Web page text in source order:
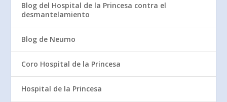
Blog del Hospital de la Princesa contra el
desmantelamiento
Blog de Neumo
Coro Hospital de la Princesa
Hospital de la Princesa